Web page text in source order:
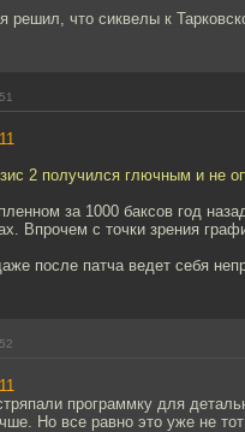
что сиквелы к
2 получился глючным и не
за 1000 баксов год
Впрочем с точки зрения
после патча ведет себя
программку для
Но все равно это уже не